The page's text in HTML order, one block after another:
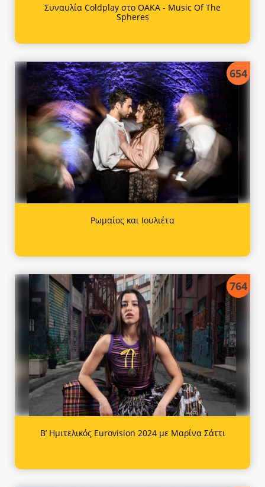
Συναυλία Coldplay στο ΟΑΚΑ - Music Of The
Spheres
654
Ρωμαίος και Ιουλιέτα
764
Β’ Ημιτελικός Eurovision 2024 με Μαρίνα Σάττι